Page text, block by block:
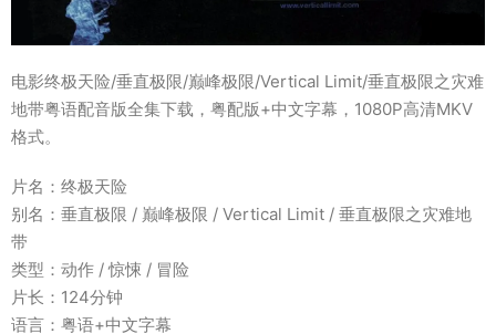
电影终极天险/垂直极限/巅峰极限/Vertical Limit/垂直极限之灾难
地带粤语配音版全集下载，粤配版+中文字幕，1080P高清MKV
格式。
片名：终极天险
别名：垂直极限 / 巅峰极限 / Vertical Limit / 垂直极限之灾难地
带
类型：动作 / 惊悚 / 冒险
片长：124分钟
语言：粤语+中文字幕